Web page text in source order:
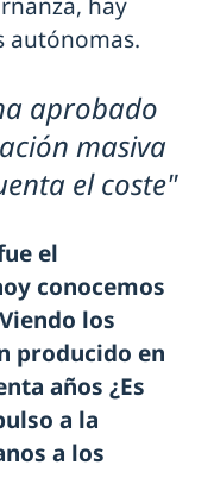
autónomas.
aprobado
masiva
el coste"
el
conocemos
los
producido en
años ¿Es
a la
a los